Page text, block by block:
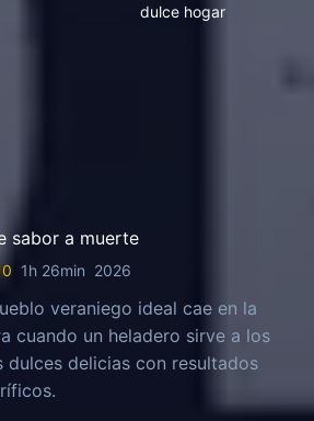
dulce hogar
sabor a muerte
1h 26min 2026
veraniego ideal cae en la
cuando un heladero sirve a los
dulces delicias con resultados